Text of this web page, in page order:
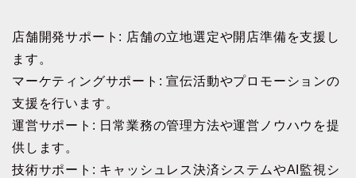
店舗開発サポート: 店舗の立地選定や開店準備を支援し
ます。
マーケティングサポート: 宣伝活動やプロモーションの
支援を行います。
運営サポート: 日常業務の管理方法や運営ノウハウを提
供します。
技術サポート: キャッシュレス決済システムやAI監視シ